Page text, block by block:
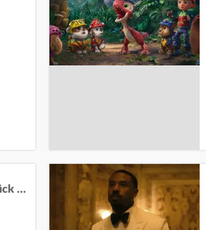
"Arielle"-Star Halle Bailey zurück auf der Leinwand: